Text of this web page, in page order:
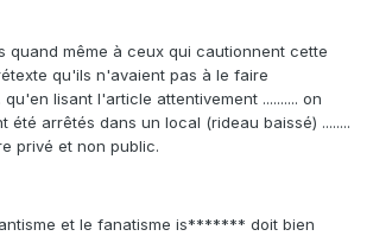
quand même à ceux qui cautionnent cette
qu'ils n'avaient pas à le faire
qu'en lisant l'article attentivement .......... on
été arrêtés dans un local (rideau baissé) ........
privé et non public.
et le fanatisme is******* doit bien